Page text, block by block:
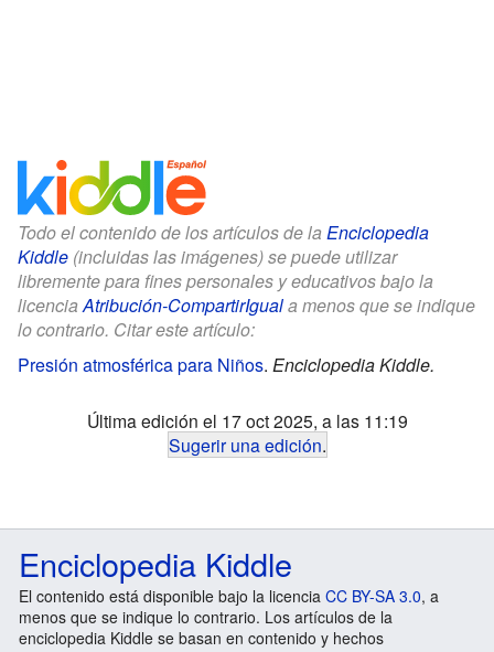
Todo el contenido de los artículos de la Enciclopedia
Kiddle (incluidas las imágenes) se puede utilizar
libremente para fines personales y educativos bajo la
licenciaAtribución-CompartirIguala menos que se indique
lo contrario. Citar este artículo:
Presión atmosférica para Niños. Enciclopedia Kiddle.
Última edición el 17 oct 2025, a las 11:19
Sugerir una edición.
Enciclopedia Kiddle
El contenido está disponible bajo la licencia CC BY-SA 3.0, a
menos que se indique lo contrario. Los artículos de la
enciclopedia Kiddle se basan en contenido y hechos